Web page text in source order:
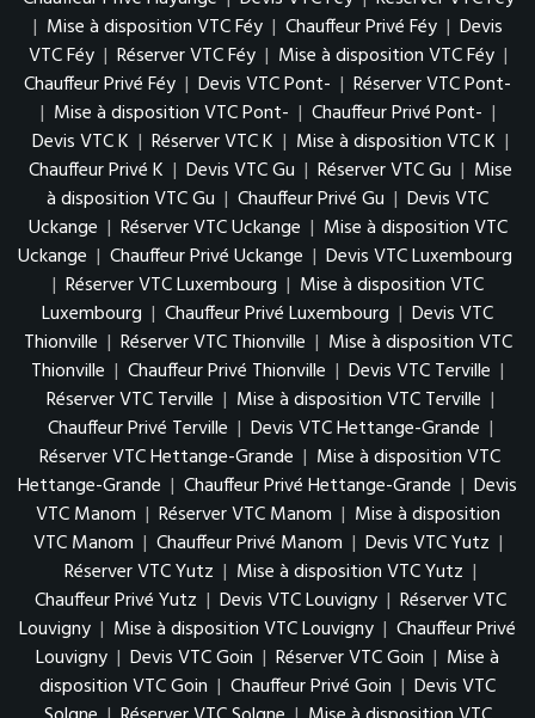
| Mise à disposition VTC Féy | Chauffeur Privé Féy | Devis
VTC Féy | Réserver VTC Féy | Mise à disposition VTC Féy |
Chauffeur Privé Féy | Devis VTC Pont- | Réserver VTC Pont-
| Mise à disposition VTC Pont- | Chauffeur Privé Pont- |
Devis VTC K | Réserver VTC K | Mise à disposition VTC K |
Chauffeur Privé K | Devis VTC Gu | Réserver VTC Gu | Mise
à disposition VTC Gu | Chauffeur Privé Gu | Devis VTC
Uckange | Réserver VTC Uckange | Mise à disposition VTC
Uckange | Chauffeur Privé Uckange | Devis VTC Luxembourg
| Réserver VTC Luxembourg | Mise à disposition VTC
Luxembourg | Chauffeur Privé Luxembourg | Devis VTC
Thionville | Réserver VTC Thionville | Mise à disposition VTC
Thionville | Chauffeur Privé Thionville | Devis VTC Terville |
Réserver VTC Terville | Mise à disposition VTC Terville |
Chauffeur Privé Terville | Devis VTC Hettange-Grande |
Réserver VTC Hettange-Grande | Mise à disposition VTC
Hettange-Grande | Chauffeur Privé Hettange-Grande | Devis
VTC Manom | Réserver VTC Manom | Mise à disposition
VTC Manom | Chauffeur Privé Manom | Devis VTC Yutz |
Réserver VTC Yutz | Mise à disposition VTC Yutz |
Chauffeur Privé Yutz | Devis VTC Louvigny | Réserver VTC
Louvigny | Mise à disposition VTC Louvigny | Chauffeur Privé
Louvigny | Devis VTC Goin | Réserver VTC Goin | Mise à
disposition VTC Goin | Chauffeur Privé Goin | Devis VTC